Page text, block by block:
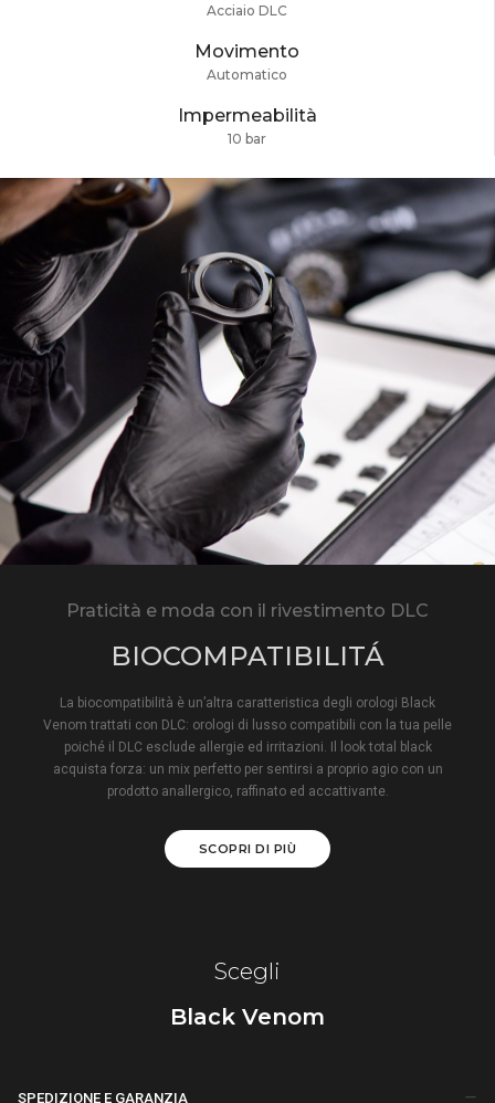
Acciaio DLC
Movimento
Automatico
Impermeabilità
10 bar
Praticità e moda con il rivestimento DLC
BIOCOMPATIBILITÁ
La biocompatibilità è un’altra caratteristica degli orologi Black
Venom trattati con DLC: orologi di lusso compatibili con la tua pelle
poiché il DLC esclude allergie ed irritazioni. Il look total black
acquista forza: un mix perfetto per sentirsi a proprio agio con un
prodotto anallergico, raffinato ed accattivante.
SCOPRI DI PIÙ
Scegli
Black Venom
SPEDIZIONE E GARANZIA